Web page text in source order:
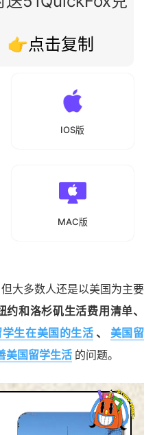
👉点击复制
IOS版
MAC版
大多数人还是以美国为主要
约和洛杉矶生活费用清单、
学生在美国的生活 、
美国留
美国留学生活 的问题。